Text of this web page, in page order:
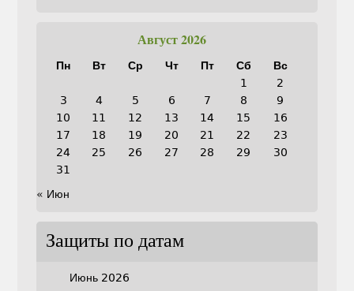
Август 2026
Пн Вт Ср Чт Пт Сб
Вс
1
2
3
4 5 6 7 8
9
10
11 12 13 14 15
16
17
18 19 20 21 22
23
24
25 26 27 28 29
30
31
« Июн
Защиты по датам
Июнь 2026